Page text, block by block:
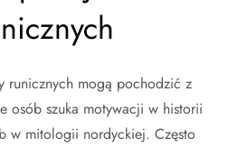
runicznych mogą pochodzić z
osób szuka motywacji w historii
w mitologii nordyckiej. Często